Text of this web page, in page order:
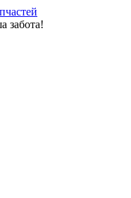
забота!